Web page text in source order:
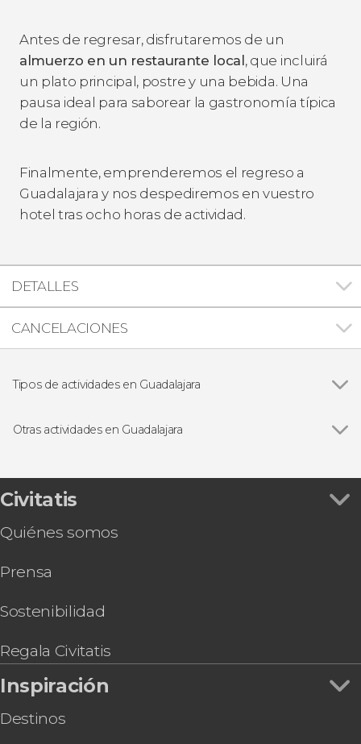
Antes de regresar, disfrutaremos de un
almuerzo en un restaurante local, que incluirá
un plato principal, postre y una bebida. Una
pausa ideal para saborear la gastronomía típica
de la región.
Finalmente, emprenderemos el regreso a
Guadalajara y nos despediremos en vuestro
hotel tras ocho horas de actividad.
DETALLES
CANCELACIONES
Tipos de actividades en Guadalajara
Free Tour
Otras actividades en Guadalajara
Entrada al Acuario Michin Guadalajara
Cena con espectáculo de mariachis + Autobús
Paseo a caballo por Tequila + Visita a una
Tour por los museos de Guadalajara
Espectáculo de lucha libre en Guadalajara
Tour en bicicleta por Guadalajara
Civitatis
Quiénes somos
Prensa
Sostenibilidad
Regala Civitatis
Inspiración
Destinos